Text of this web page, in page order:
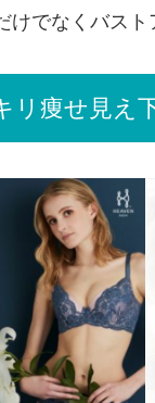
けでなくバスト
リ痩せ見え